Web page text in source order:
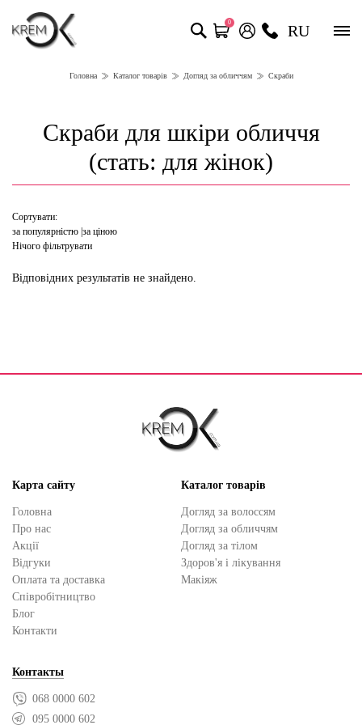
0 RU
Головна Каталог товарів Догляд за обличчям Скраби
Скраби для шкіри обличчя
(стать: для жінок)
Сортувати:
за популярністю за ціною
Нічого фільтрувати
Відповідних результатів не знайдено.
Карта сайту
Головна
Про нас
Акції
Відгуки
Оплата та доставка
Cпівробітництво
Блог
Контакти
Каталог товарів
Догляд за волоссям
Догляд за обличчям
Догляд за тілом
Здоров'я і лікування
Макіяж
Контакты
068 0000 602
095 0000 602